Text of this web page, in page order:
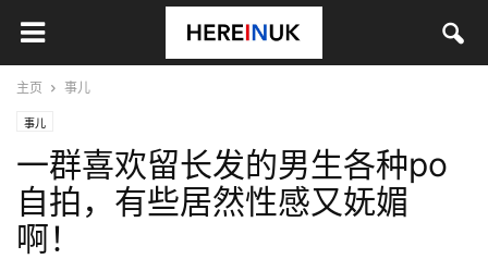
主页 事儿
事儿
一群喜欢留长发的男生各种po
自拍，有些居然性感又妩媚
啊！